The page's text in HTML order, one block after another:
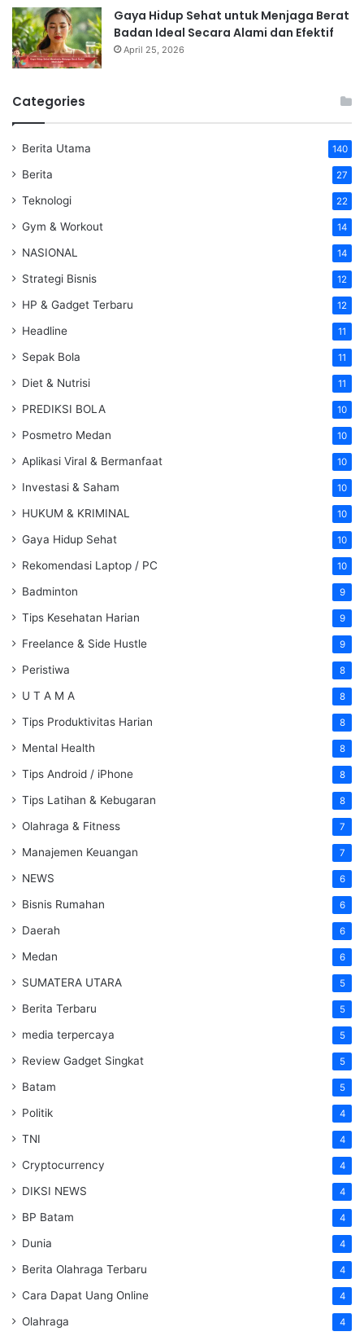
Gaya Hidup Sehat untuk Menjaga Berat
Badan Ideal Secara Alami dan Efektif
April 25, 2026
Categories
Berita Utama 140
Berita 27
Teknologi 22
Gym & Workout 14
NASIONAL 14
Strategi Bisnis 12
HP & Gadget Terbaru 12
Headline 11
Sepak Bola 11
Diet & Nutrisi 11
PREDIKSI BOLA 10
Posmetro Medan 10
Aplikasi Viral & Bermanfaat 10
Investasi & Saham 10
HUKUM & KRIMINAL 10
Gaya Hidup Sehat 10
Rekomendasi Laptop / PC 10
Badminton 9
Tips Kesehatan Harian 9
Freelance & Side Hustle 9
Peristiwa 8
U T A M A 8
Tips Produktivitas Harian 8
Mental Health 8
Tips Android / iPhone 8
Tips Latihan & Kebugaran 8
Olahraga & Fitness 7
Manajemen Keuangan 7
NEWS 6
Bisnis Rumahan 6
Daerah 6
Medan 6
SUMATERA UTARA 5
Berita Terbaru 5
media terpercaya 5
Review Gadget Singkat 5
Batam 5
Politik 4
TNI 4
Cryptocurrency 4
DIKSI NEWS 4
BP Batam 4
Dunia 4
Berita Olahraga Terbaru 4
Cara Dapat Uang Online 4
Olahraga 4